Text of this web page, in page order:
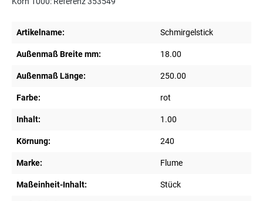
Artikelname: Schmirgelstick
Außenmaß Breite mm: 18.00
Außenmaß Länge: 250.00
Farbe: rot
Inhalt: 1.00
Körnung: 240
Marke: Flume
Maßeinheit-Inhalt: Stück